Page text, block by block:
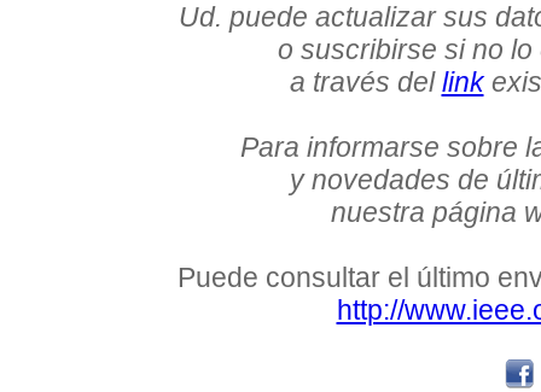
Ud. puede actualizar sus
o suscribirse si no
a través dellink
Para informarse sobre
y novedades de
nuestra página
Puede consultar el último
http://